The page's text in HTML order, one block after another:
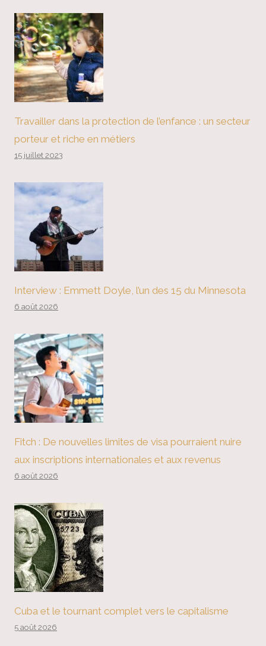
Travailler dans la protection de l’enfance : un secteur
porteur et riche en métiers
15 juillet 2023
Interview : Emmett Doyle, l’un des 15 du Minnesota
6 août 2026
Fitch : De nouvelles limites de visa pourraient nuire
aux inscriptions internationales et aux revenus
6 août 2026
Cuba et le tournant complet vers le capitalisme
5 août 2026